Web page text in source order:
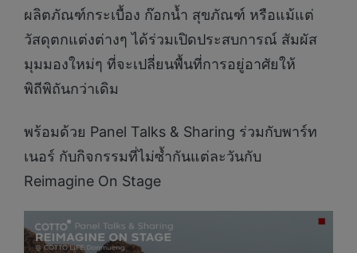
ผลิตภัณฑ์กระเบื้อง ก๊อกน้ำ สุขภัณฑ์ หรือแม้แต่
วัสดุตกแต่งต่างๆ ได้ร่วมเปิดประสบการณ์ สัมผัส
มุมมองใหม่ๆ ที่จะเปลี่ยนพื้นที่การอยู่อาศัยให้
พิถีพิถันกว่าเดิม
พร้อมด้วย Panel Talks & Sharing ร่วมกับพาร์ท
เนอร์ กับกิจกรรมที่ไม่ซ้ำกันแต่ละวันกับ
Reimagine On Stage